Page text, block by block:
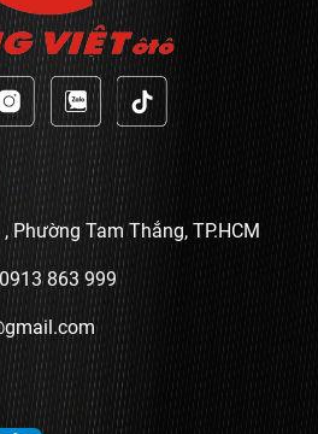
Phường Tam Thắng, TP.HCM
863 999